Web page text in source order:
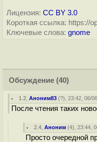
Лицензия: CC BY 3.0
Короткая ссылка: https://
Ключевые слова: gnome
Обсуждение (40)
1.2 ,Аноним83 (?), 23:42, 06/
После чтения таких
2.4 ,Аноним (4), 23:44,
Просто очередной